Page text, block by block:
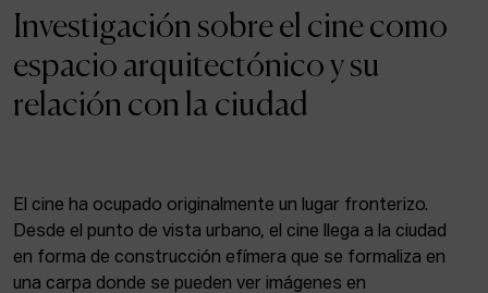
KINOFABRIKA
COMUNIDAD
ACTUALIDAD
Admisión
Investigación sobre el cine como
espacio arquitectónico y su
relación con la ciudad
El cine ha ocupado originalmente un lugar fronterizo.
Desde el punto de vista urbano, el cine llega a la ciudad
en forma de construcción efímera que se formaliza en
una carpa donde se pueden ver imágenes en